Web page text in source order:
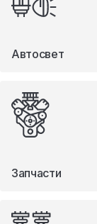
Туризм
Автосвет
Запчасти